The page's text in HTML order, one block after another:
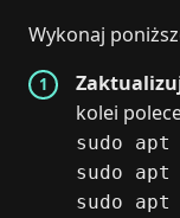
Wykonaj
kolei
sudo apt
sudo apt
sudo